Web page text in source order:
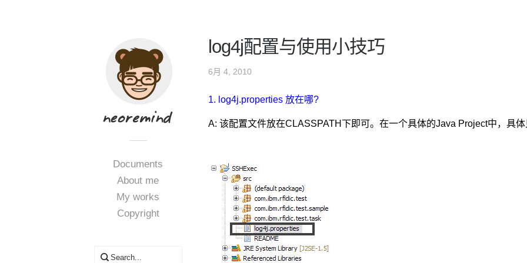
Documents
About me
My works
Copyright
log4j配置与使用小技巧
6月 4, 2010
1. log4j.properties 放在哪?
A: 该配置文件放在CLASSPATH下即可。在一个具体的Java Project中，具体